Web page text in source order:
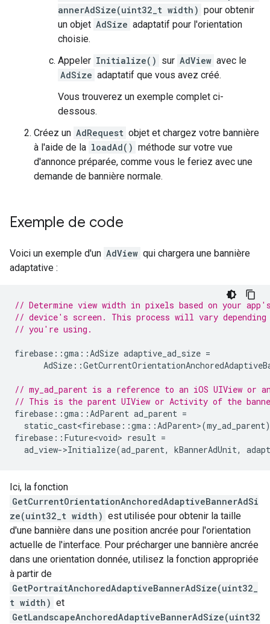
annerAdSize(uint32_t width) pour obtenir
un objet AdSize adaptatif pour l'orientation
choisie.
Appeler Initialize() sur AdView avec le
AdSize adaptatif que vous avez créé.
Vous trouverez un exemple complet ci-
dessous.
Créez un AdRequest objet et chargez votre bannière
à l'aide de la loadAd() méthode sur votre vue
d'annonce préparée, comme vous le feriez avec une
demande de bannière normale.
Exemple de code
Voici un exemple d'un AdView qui chargera une bannière
adaptative :
// Determine view width in pixels based on your
// device's screen. This process will vary depending
// you're using.
firebase ::gma ::AdSize adaptive_ad_size =
AdSize ::
// my_ad_parent is a reference to an iOS UIView or
// This is the parent UIView or Activity of the
firebase ::gma ::AdParent ad_parent =
static_cast<firebase ::gma ::AdParent>(my_ad_parent
firebase :: Future<void> result =
ad_view->Initialize(ad_parent, kBannerAdUnit,
Ici, la fonction
GetCurrentOrientationAnchoredAdaptiveBannerAdSi
ze(uint32_t width) est utilisée pour obtenir la taille
d'une bannière dans une position ancrée pour l'orientation
actuelle de l'interface. Pour précharger une bannière ancrée
dans une orientation donnée, utilisez la fonction appropriée
à partir de
GetPortraitAnchoredAdaptiveBannerAdSize(uint32_
t width) et
GetLandscapeAnchoredAdaptiveBannerAdSize(uint32